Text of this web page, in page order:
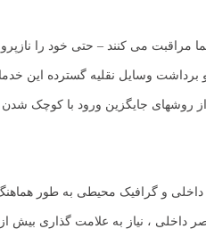
مراقبت می کنند – حتی خود را
وسایل نقلیه گسترده این
از روشهای جایگزین ورود با کوچک
و گرافیک محیطی به طور هماهنگ
داخلی ، نیاز به علامت گذاری